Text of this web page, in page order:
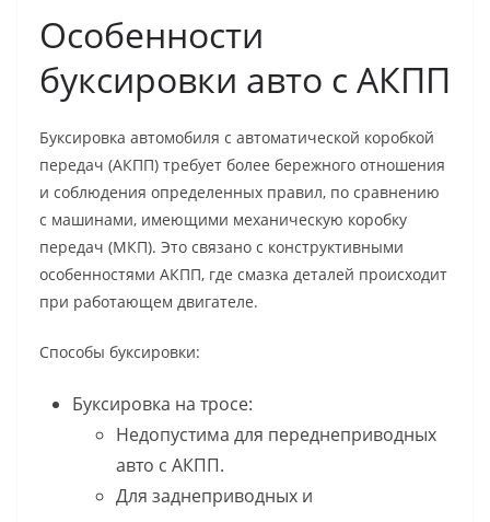
Особенности
буксировки авто с АКПП
Буксировка автомобиля с автоматической коробкой
передач (АКПП) требует более бережного отношения
и соблюдения определенных правил, по сравнению
с машинами, имеющими механическую коробку
передач (МКП). Это связано с конструктивными
особенностями АКПП, где смазка деталей происходит
при работающем двигателе.
Способы буксировки:
Буксировка на тросе:
Недопустима для переднеприводных
авто с АКПП.
Для заднеприводных и